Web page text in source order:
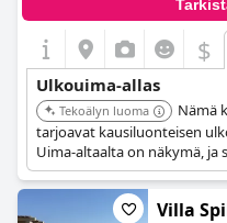
$
Ulkouima-allas
Tekoälyn luoma
Nämä
tarjoavat kausiluonteisen
Uima-altaalta on näkymä, ja
majoitusvaihtoehtoa.
Villa